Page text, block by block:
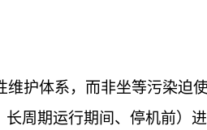
护体系，而非坐等污染迫
周期运行期间、停机前）